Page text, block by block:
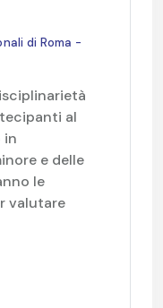
di Roma -
al
in
e delle
le
valutare